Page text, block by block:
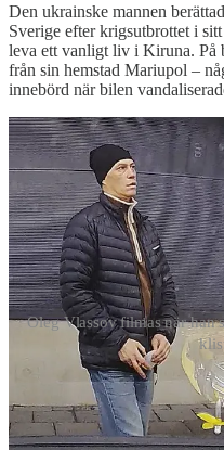
Den ukrainske mannen
Sverige efter krigsutbrottet i
leva ett vanligt liv i Kiruna. På
från sin hemstad Mariupol –
innebörd när bilen
Oleg Vlassov filmas när han
”Jag hade satt dit den
ifrån. Det är min
skulle bli provocerad av